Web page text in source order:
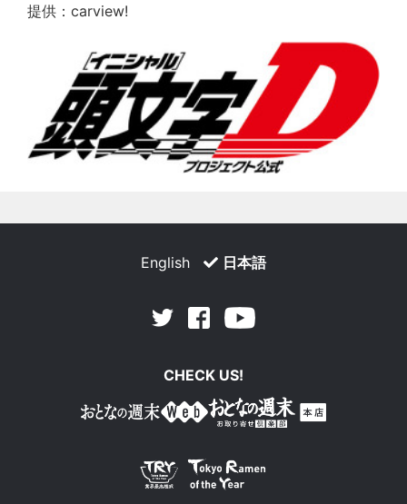
提供：carview!
English 日本語
Twitter Facebook
CHECK US!